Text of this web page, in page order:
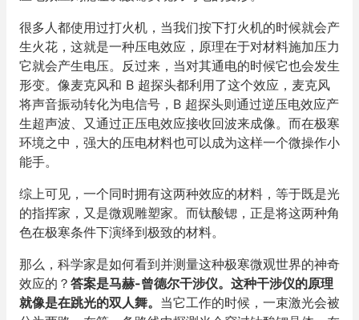
很多人都使用过打火机，当我们按下打火机的时候就会产
生火花，这就是一种压电效应，原理在于对材料施加压力
它就会产生电压。反过来，当对其通电的时候它也会发生
形变。像麦克风和 B 超探头都利用了这个效应，麦克风
将声音振动转化为电信号，B 超探头则通过逆压电效应产
生超声波、又通过正压电效应接收回波来成像。而在极寒
环境之中，强大的压电材料也可以成为这样一个微操作小
能手。
综上可见，一个同时拥有这两种效应的材料，等于既是光
的指挥家，又是微观雕塑家。而钛酸锶，正是将这两种角
色在极寒条件下演绎到极致的材料。
那么，科学家是如何看到并测量这种极寒微观世界的神奇
效应的？ 答案是马赫-曾德尔干涉仪。这种干涉仪的原理
就像是在跳光的双人舞。 当它工作的时候，一束激光会被